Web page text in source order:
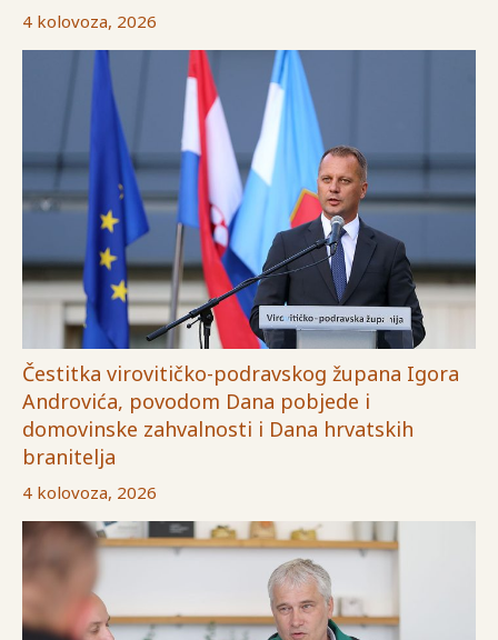
4 kolovoza, 2026
Čestitka virovitičko-podravskog župana Igora
Androvića, povodom Dana pobjede i
domovinske zahvalnosti i Dana hrvatskih
branitelja
4 kolovoza, 2026